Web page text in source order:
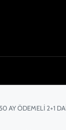
AY ÖDEMELİ 2+1